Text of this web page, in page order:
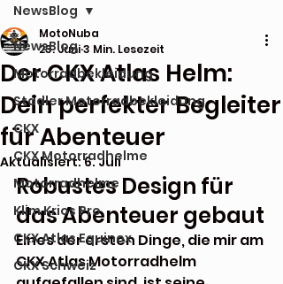
NewsBlog
Motorradbekleidung
Stadler Motorradbekleidung
CKX
CKX Motorradhelme
Motorradhelme
Klim Krios Pro
CKX Atlas Equinox
CKX Schweiz
NewsBlog
Der CKX Atlas Helm:
Dein perfekter Begleiter
für Abenteuer
MotoNuba
23. Juni3 Min. Lesezeit
Aktualisiert:6. Juli
Robustes Design für
das Abenteuer gebaut
Eines der ersten Dinge, die mir am
CKX Atlas Motorradhelm